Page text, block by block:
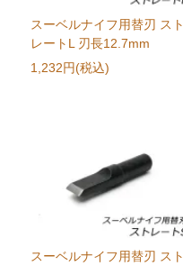
スーベルナイフ用替刃 スト
レートL 刃長12.7mm
1,232円(税込)
スーベルナイフ用替刃 スト